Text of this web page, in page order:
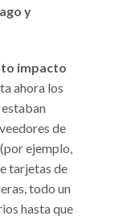
y
impacto
ahora los
de
ejemplo,
tarjetas de
todo un
hasta que